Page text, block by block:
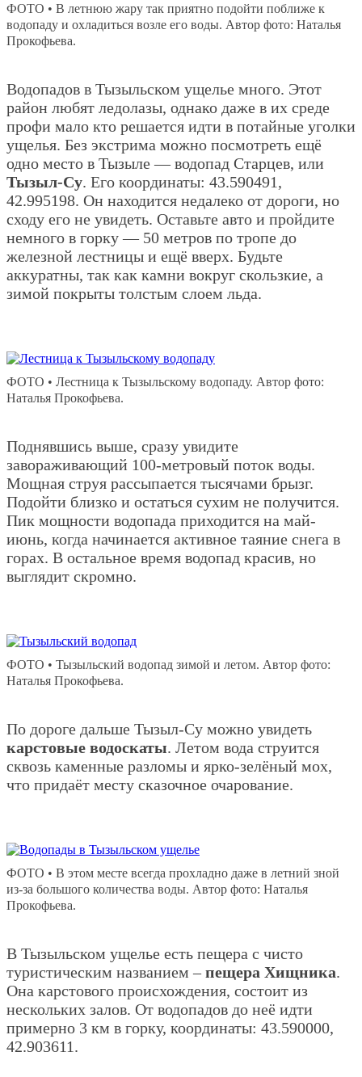
ФОТО • В летнюю жару так приятно подойти поближе к
водопаду и охладиться возле его воды. Автор фото: Наталья
Прокофьева.
Водопадов в Тызыльском ущелье много. Этот
район любят ледолазы, однако даже в их среде
профи мало кто решается идти в потайные уголки
ущелья. Без экстрима можно посмотреть ещё
одно место в Тызыле — водопад Старцев, или
Тызыл-Су. Его координаты: 43.590491,
42.995198. Он находится недалеко от дороги, но
сходу его не увидеть. Оставьте авто и пройдите
немного в горку — 50 метров по тропе до
железной лестницы и ещё вверх. Будьте
аккуратны, так как камни вокруг скользкие, а
зимой покрыты толстым слоем льда.
ФОТО • Лестница к Тызыльскому водопаду. Автор фото:
Наталья Прокофьева.
Поднявшись выше, сразу увидите
завораживающий 100-метровый поток воды.
Мощная струя рассыпается тысячами брызг.
Подойти близко и остаться сухим не получится.
Пик мощности водопада приходится на май-
июнь, когда начинается активное таяние снега в
горах. В остальное время водопад красив, но
выглядит скромно.
ФОТО • Тызыльский водопад зимой и летом. Автор фото:
Наталья Прокофьева.
По дороге дальше Тызыл-Су можно увидеть
карстовые водоскаты. Летом вода струится
сквозь каменные разломы и ярко-зелёный мох,
что придаёт месту сказочное очарование.
ФОТО • В этом месте всегда прохладно даже в летний зной
из-за большого количества воды. Автор фото: Наталья
Прокофьева.
В Тызыльском ущелье есть пещера с чисто
туристическим названием –пещера Хищника.
Она карстового происхождения, состоит из
нескольких залов. От водопадов до неё идти
примерно 3 км в горку, координаты: 43.590000,
42.903611.